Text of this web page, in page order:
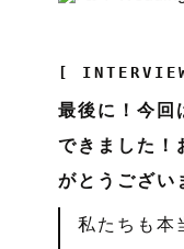
[
最後に！今回
できました！
がとうござい
私たちも本